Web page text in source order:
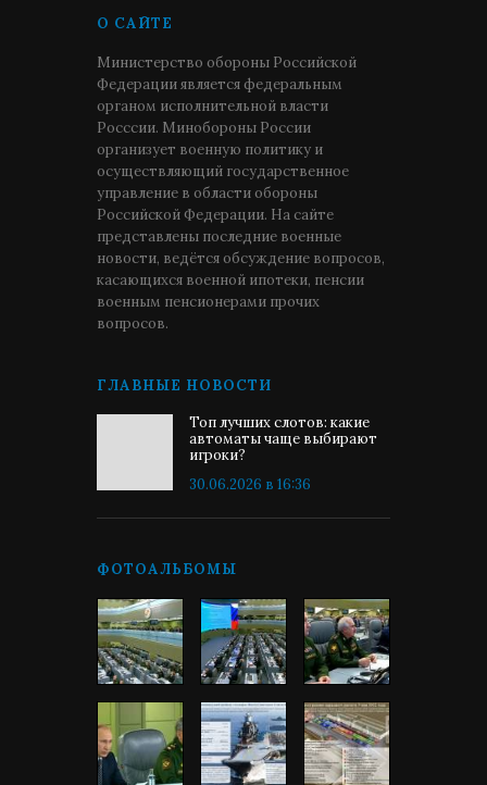
О САЙТЕ
Министерство обороны Российской
Федерации является федеральным
органом исполнительной власти
Росссии. Минобороны России
организует военную политику и
осуществляющий государственное
управление в области обороны
Российской Федерации. На сайте
представлены последние военные
новости, ведётся обсуждение вопросов,
касающихся военной ипотеки, пенсии
военным пенсионерами прочих
вопросов.
ГЛАВНЫЕ НОВОСТИ
Топ лучших слотов: какие
автоматы чаще выбирают
игроки?
30.06.2026 в 16:36
ФОТОАЛЬБОМЫ